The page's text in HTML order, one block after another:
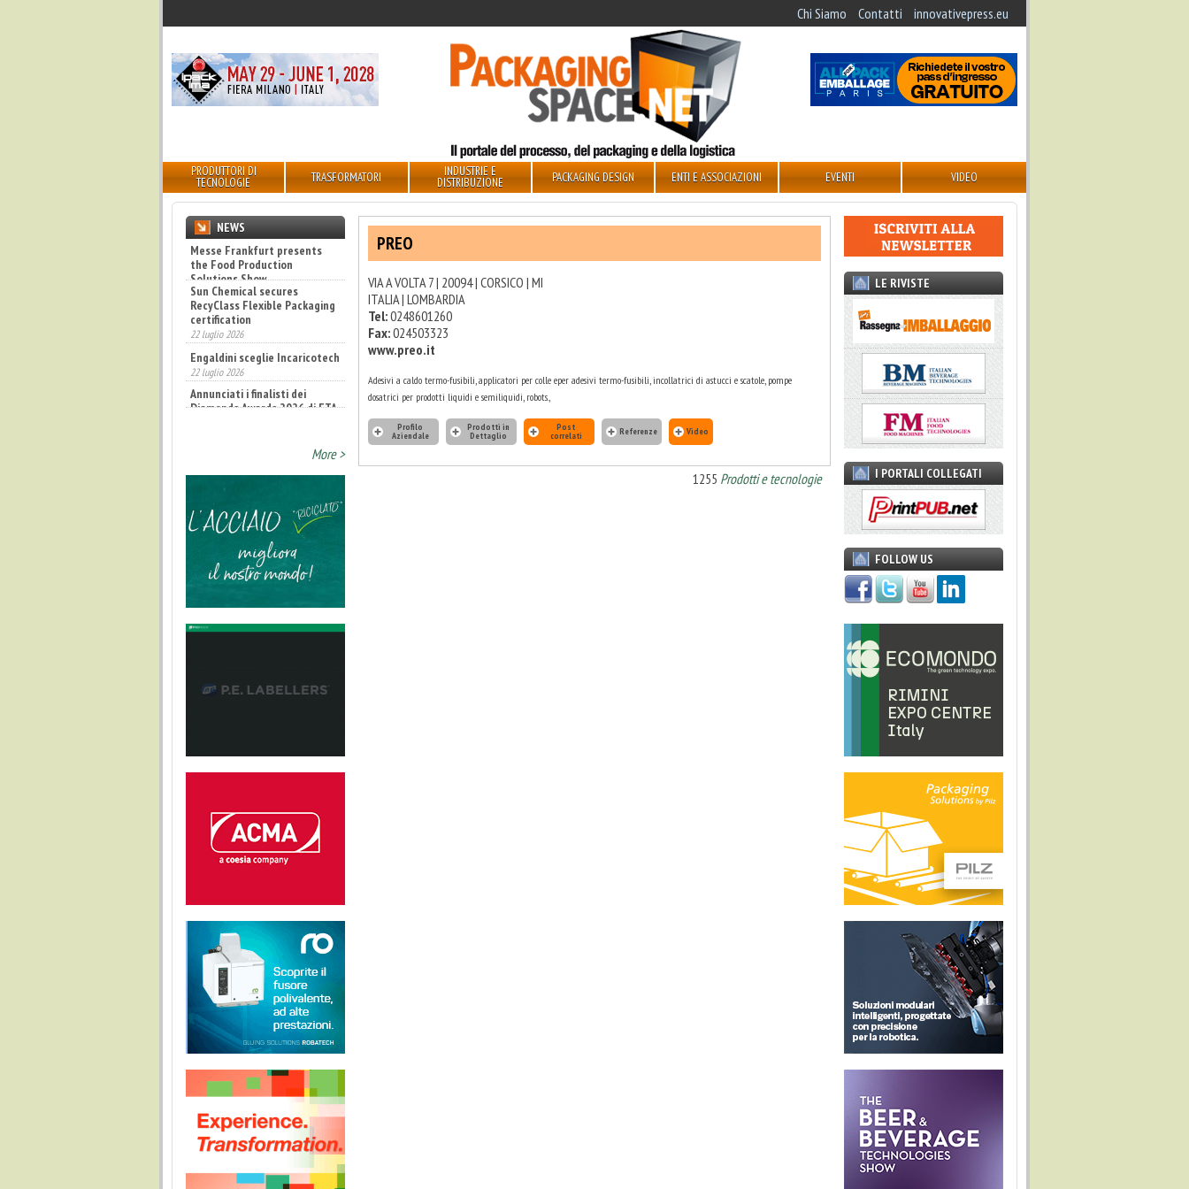
Chi Siamo Contatti innovativepress.eu
PRODUTTORI DI
TECNOLOGIE TRASFORMATORI INDUSTRIE E
DISTRIBUZIONE PACKAGING DESIGN ENTI E ASSOCIAZIONI EVENTI VIDEO
PREO
VIA A VOLTA 7 | 20094 | CORSICO | MI
ITALIA | LOMBARDIA
Tel:0248601260
Fax:024503323
www.preo.it
Adesivi a caldo termo-fusibili, applicatori per colle eper adesivi termo-fusibili, incollatrici di astucci e scatole, pompe
dosatrici per prodotti liquidi e semiliquidi, robots.,
Profilo
Aziendale
Prodotti in
Dettaglio
Post
correlati Referenze Video
1255 Prodotti e tecnologie
NEWS
Sun Chemical secures
RecyClass Flexible Packaging
certification
22 luglio 2026
Engaldini sceglie Incaricotech
22 luglio 2026
Annunciati i finalisti dei
Diamonds Awards 2026 di FTA
Europe
14 luglio 2026
More >
LE RIVISTE
I PORTALI COLLEGATI
FOLLOW US